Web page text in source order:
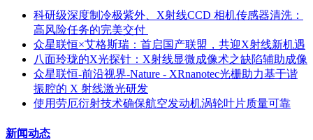
科研级深度制冷极紫外、X射线CCD 相机传感器清洗：
高风险任务的完美交付 ​
众星联恒×艾格斯瑞：首启国产联盟，共迎X射线新机遇
八面玲珑的X光探针：X射线显微成像术之缺陷辅助成像
众星联恒-前沿视界-Nature - XRnanotec光栅助力基于谐
振腔的 X 射线激光研发
使用劳厄衍射技术确保航空发动机涡轮叶片质量可靠
新闻动态